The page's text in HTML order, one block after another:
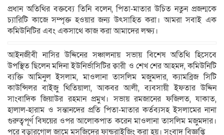
প্রধান অতিথির বক্তব্যে তিনি বলেন, পিতা-মাতার উচিত নতুন প্রজন্মকে
চ্যারিটি কাজে সম্পৃক্ত হওয়ার জন্য উৎসাহিত করা। আমরা সবাই এক
কমিউনিটির এবং একসাথে কাজ করা আমাদের লক্ষ্য।
আইনজীবী নাসির উদ্দিনের সঞ্চালনায় সভায় বিশেষ অতিথি হিসেবে
উপস্থিত ছিলেন মদিনা ইউনির্ভাসিটির ক্বারী ও শেখ শের আহমদ, কমিউনিটি
ব্যক্তি আমিনুল ইসলাম, মাওলানা তাসলিম মজুমদার, ক্যামব্রিজ সিটি
কাউন্সিলর বাইজু থিতিয়ালা, আকবর আলী, ব্যবসায়ী ইফতার উদ্দিন
সাংবাদিক জিয়াউর রহমান প্রমুখ। সভায় রমজানের ফজিলত, যাকাত,
হালাল-হারাম ও সন্তানদের প্রতি পিতা-মাতার কর্তব্যসহ ইসলামের নানা
গুরুত্বপূর্ণ বিষয়ের ওপর আলোকপাত করেন মাওলানা তাসলিম মজুমদার।
পরে বুড়ারগোল জামে মসজিদের ফান্ডরাইজিং করা হয়। সংবাদ বিজ্ঞপ্তি